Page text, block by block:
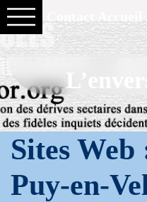
Sites Web
Puy-en-